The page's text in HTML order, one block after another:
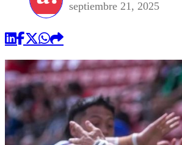
Comercial
septiembre 21, 2025